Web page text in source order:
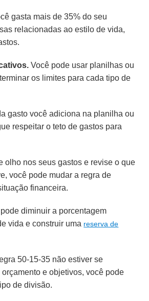
gasta mais de 35% do seu
relacionadas ao estilo de vida,
Você pode usar planilhas ou
os limites para cada tipo de
gasto você adiciona na planilha ou
respeitar o teto de gastos para
olho nos seus gastos e revise o que
você pode mudar a regra de
financeira.
diminuir a porcentagem
vida e construir uma reserva de
50-15-35 não estiver se
e objetivos, você pode
de divisão.